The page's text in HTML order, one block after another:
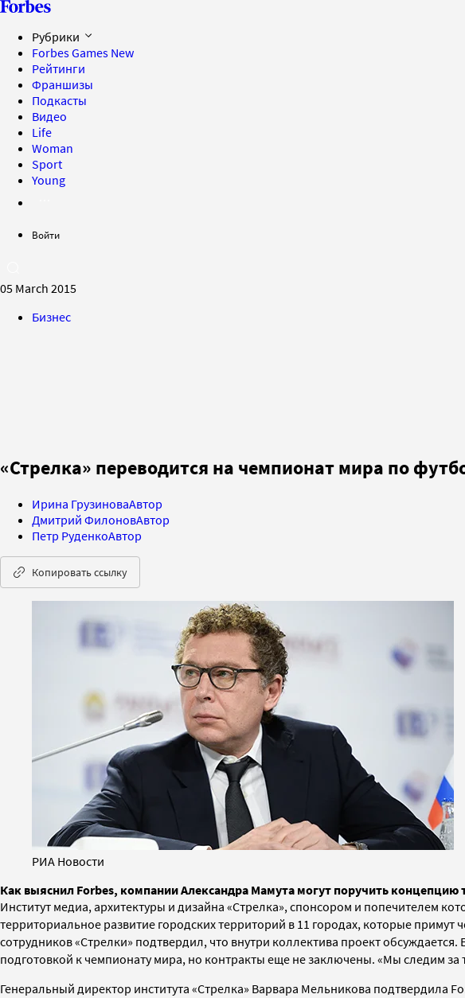
Рубрики
Forbes Games New
Рейтинги
Франшизы
Подкасты
Видео
Life
Woman
Sport
Young
Войти
05 March 2015
Бизнес
«Стрелка» переводится на чемпионат мира по
Ирина ГрузиноваАвтор
Дмитрий ФилоновАвтор
Петр РуденкоАвтор
Копировать ссылку
РИА Новости
Как выяснил Forbes, компании Александра Мамута могут поручить
Институт медиа, архитектуры и дизайна «Стрелка», спонсором и попечителем
территориальное развитие городских территорий в 11 городах, которые
сотрудников «Стрелки» подтвердил, что внутри коллектива проект
подготовкой к чемпионату мира, но контракты еще не заключены. «Мы следим
Генеральный директор института «Стрелка» Варвара Мельникова подтвердила